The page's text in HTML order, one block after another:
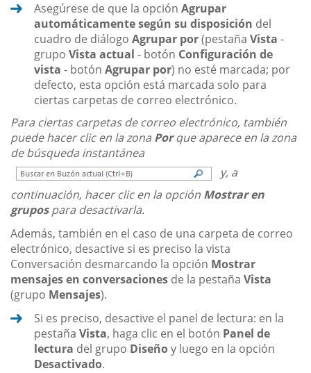
Asegúrese de que la opción Agrupar
automáticamente según su disposición del
cuadro de diálogo Agrupar por(pestaña Vista -
grupo Vista actual - botón Configuración de
vista - botón Agrupar por) no esté marcada; por
defecto, esta opción está marcada solo para
ciertas carpetas de correo electrónico.
Para ciertas carpetas de correo electrónico, también
puede hacer clic en la zona Porque aparece en la zona
de búsqueda instantánea
y, a
continuación, hacer clic en la opción Mostrar en
grupospara desactivarla.
Además, también en el caso de una carpeta de correo
electrónico, desactive si es preciso la vista
Conversación desmarcando la opción Mostrar
mensajes en conversaciones de la pestaña Vista
(grupo Mensajes).
Si es preciso, desactive el panel de lectura: en la
pestaña Vista, haga clic en el botón Panel de
lectura del grupo Diseñoy luego en la opción
Desactivado.